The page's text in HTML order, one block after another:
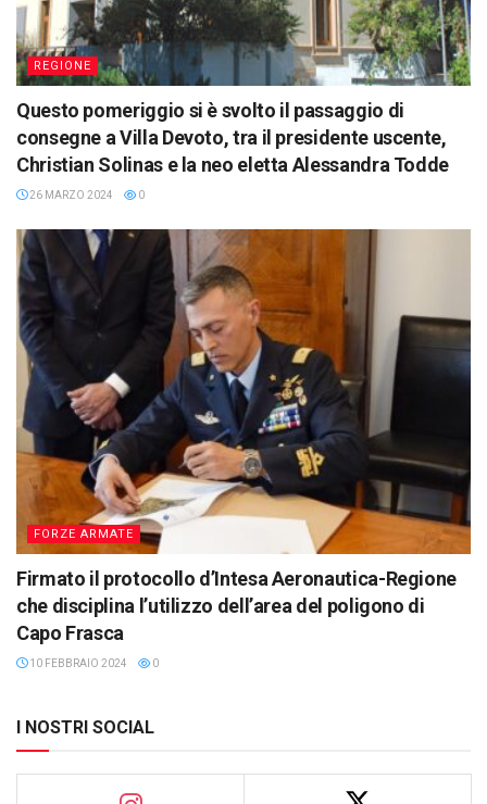
REGIONE
Questo pomeriggio si è svolto il passaggio di
consegne a Villa Devoto, tra il presidente uscente,
Christian Solinas e la neo eletta Alessandra Todde
26 MARZO 2024 0
FORZE ARMATE
Firmato il protocollo d’Intesa Aeronautica-Regione
che disciplina l’utilizzo dell’area del poligono di
Capo Frasca
10 FEBBRAIO 2024 0
I NOSTRI SOCIAL